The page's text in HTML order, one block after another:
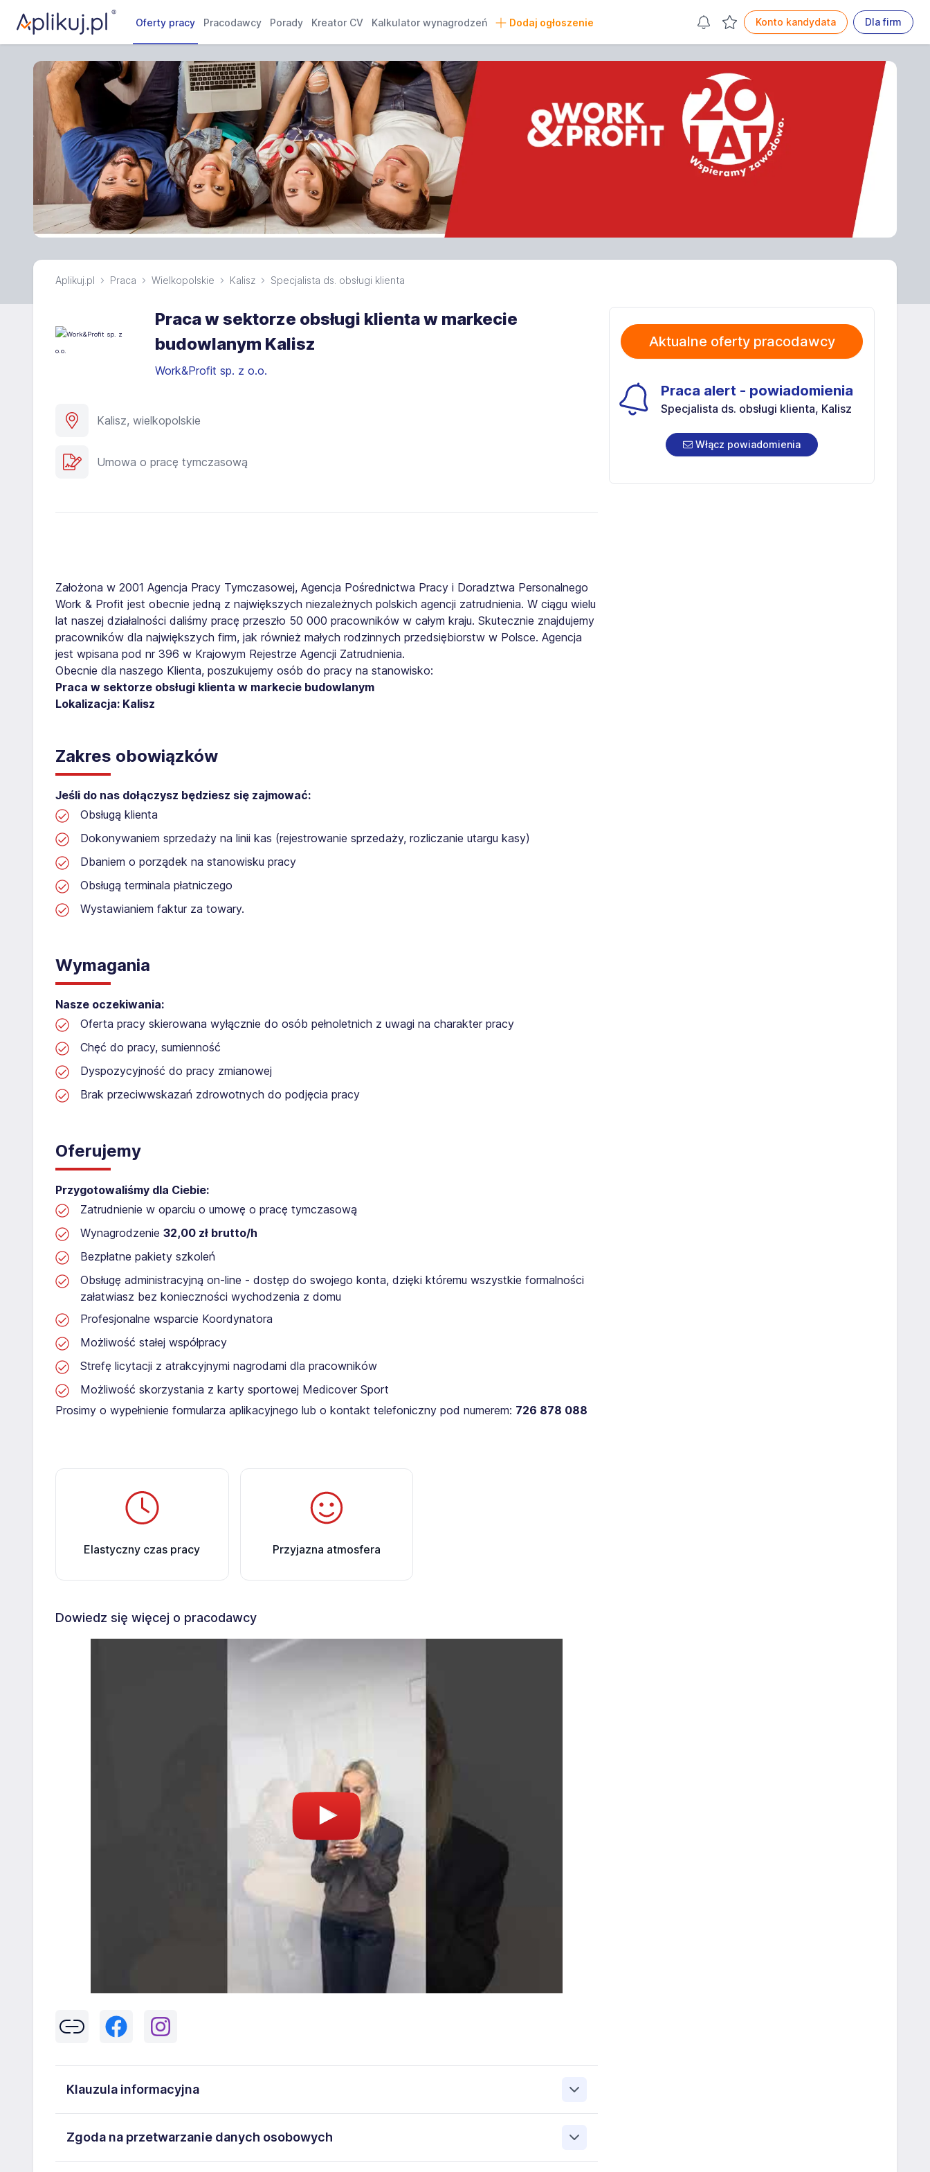
Oferty pracy Pracodawcy Porady Kreator CV Kalkulator wynagrodzeń Dodaj ogłoszenie Konto kandydata Dla firm
Aplikuj.pl Praca Wielkopolskie Kalisz Specjalista ds. obsługi klienta
Praca w sektorze obsługi klienta w markecie
budowlanym Kalisz
Work&Profit sp. z o.o.
Kalisz, wielkopolskie
Umowa o pracę tymczasową
Założona w 2001 Agencja Pracy Tymczasowej, Agencja Pośrednictwa Pracy i Doradztwa Personalnego
Work & Profit jest obecnie jedną z największych niezależnych polskich agencji zatrudnienia. W ciągu wielu
lat naszej działalności daliśmy pracę przeszło 50 000 pracowników w całym kraju. Skutecznie znajdujemy
pracowników dla największych firm, jak również małych rodzinnych przedsiębiorstw w Polsce. Agencja
jest wpisana pod nr 396 w Krajowym Rejestrze Agencji Zatrudnienia.
Obecnie dla naszego Klienta, poszukujemy osób do pracy na stanowisko:
Praca w sektorze obsługi klienta w markecie budowlanym
Lokalizacja: Kalisz
Zakres obowiązków
Jeśli do nas dołączysz będziesz się zajmować:
Obsługą klienta
Dokonywaniem sprzedaży na linii kas (rejestrowanie sprzedaży, rozliczanie utargu kasy)
Dbaniem o porządek na stanowisku pracy
Obsługą terminala płatniczego
Wystawianiem faktur za towary.
Wymagania
Nasze oczekiwania:
Oferta pracy skierowana wyłącznie do osób pełnoletnich z uwagi na charakter pracy
Chęć do pracy, sumienność
Dyspozycyjność do pracy zmianowej
Brak przeciwwskazań zdrowotnych do podjęcia pracy
Oferujemy
Przygotowaliśmy dla Ciebie:
Zatrudnienie w oparciu o umowę o pracę tymczasową
Wynagrodzenie 32,00 zł brutto/h
Bezpłatne pakiety szkoleń
Obsługę administracyjną on-line - dostęp do swojego konta, dzięki któremu wszystkie formalności
załatwiasz bez konieczności wychodzenia z domu
Profesjonalne wsparcie Koordynatora
Możliwość stałej współpracy
Strefę licytacji z atrakcyjnymi nagrodami dla pracowników
Możliwość skorzystania z karty sportowej Medicover Sport
Prosimy o wypełnienie formularza aplikacyjnego lub o kontakt telefoniczny pod numerem: 726 878 088
Elastyczny czas pracy Przyjazna atmosfera
Dowiedz się więcej o pracodawcy
Klauzula informacyjna
43-300 Bielsko-Biała danych osobowych zawartych w zgłoszeniu rekrutacyjnym w celu prowadzenia rekrutacji
Zgoda na przetwarzanie danych osobowych
Aktualne oferty pracodawcy
Praca alert - powiadomienia
Specjalista ds. obsługi klienta, Kalisz
Włącz powiadomienia